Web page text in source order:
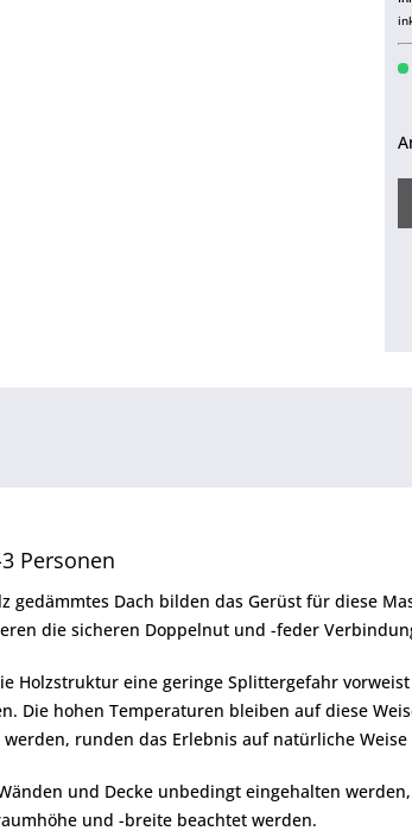
Personen
Dach bilden das Gerüst für diese
die sicheren Doppelnut und -feder
Holzstruktur eine geringe Splittergefahr
Die hohen Temperaturen bleiben auf diese
runden das Erlebnis auf natürliche Weise
und Decke unbedingt eingehalten
und -breite beachtet werden.